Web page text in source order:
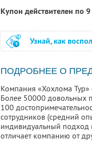
Купон действителен по
Узнай, как
ПОДРОБНЕЕ О
Компания «Хохлома
Более 50000 довольных
100
сотрудников (средний
индивидуальный подход
отличает компанию от